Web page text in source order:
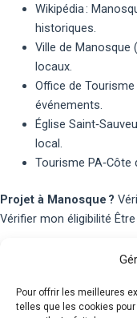
Pour offrir les meilleures
telles que les cookies
Wikipédia :
historiques.
Ville de Manosque
locaux.
Office de
événements.
Église
local.
Tourisme PA‑Côte
Projet à Manosque ?
Vérifier mon éligibilité